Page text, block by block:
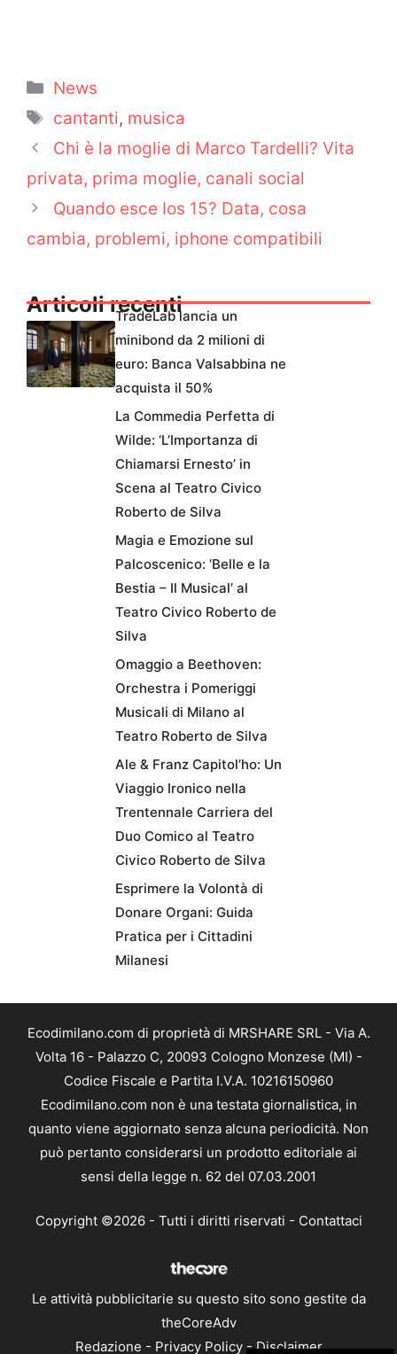
Categorie
News
Tag
cantanti, musica
Chi è la moglie di Marco Tardelli? Vita
privata, prima moglie, canali social
Quando esce Ios 15? Data, cosa
cambia, problemi, iphone compatibili
Articoli recenti
TradeLab lancia un
minibond da 2 milioni di
euro: Banca Valsabbina ne
acquista il 50%
La Commedia Perfetta di
Wilde: ‘L’Importanza di
Chiamarsi Ernesto’ in
Scena al Teatro Civico
Roberto de Silva
Magia e Emozione sul
Palcoscenico: ‘Belle e la
Bestia – Il Musical’ al
Teatro Civico Roberto de
Silva
Omaggio a Beethoven:
Orchestra i Pomeriggi
Musicali di Milano al
Teatro Roberto de Silva
Ale & Franz Capitol’ho: Un
Viaggio Ironico nella
Trentennale Carriera del
Duo Comico al Teatro
Civico Roberto de Silva
Esprimere la Volontà di
Donare Organi: Guida
Pratica per i Cittadini
Milanesi
Ecodimilano.com di proprietà di MRSHARE SRL - Via A.
Volta 16 - Palazzo C, 20093 Cologno Monzese (MI) -
Codice Fiscale e Partita I.V.A. 10216150960
Ecodimilano.com non è una testata giornalistica, in
quanto viene aggiornato senza alcuna periodicità. Non
può pertanto considerarsi un prodotto editoriale ai
sensi della legge n. 62 del 07.03.2001
Copyright ©2026 - Tutti i diritti riservati - Contattaci
Le attività pubblicitarie su questo sito sono gestite da
theCoreAdv
Redazione - Privacy Policy-Disclaimer